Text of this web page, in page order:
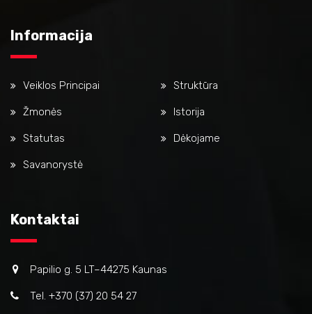
Informacija
Veiklos Principai Struktūra
Žmonės Istorija
Statutas Dėkojame
Savanorystė
Kontaktai
Papilio g. 5 LT–44275 Kaunas
Tel. +370 (37) 20 54 27